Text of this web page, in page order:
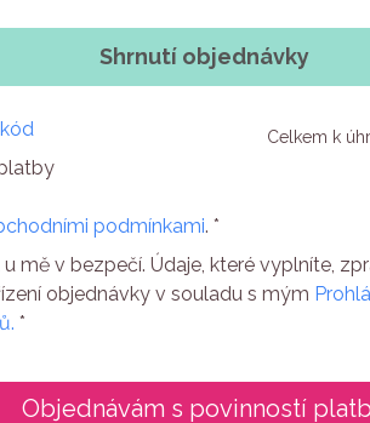
Shrnutí objednávky
Celkem k
podmínkami. *
u mě v bezpečí. Údaje, které vyplníte,
objednávky v souladu s mým
*
Objednávám s povinností